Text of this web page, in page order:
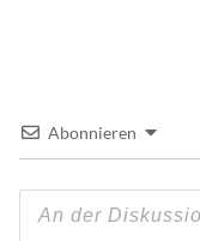
Abonnieren